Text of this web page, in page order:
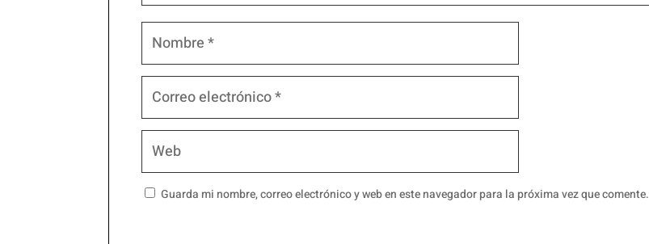
Guarda mi nombre, correo electrónico y web en este navegador para la próxima vez que comente.